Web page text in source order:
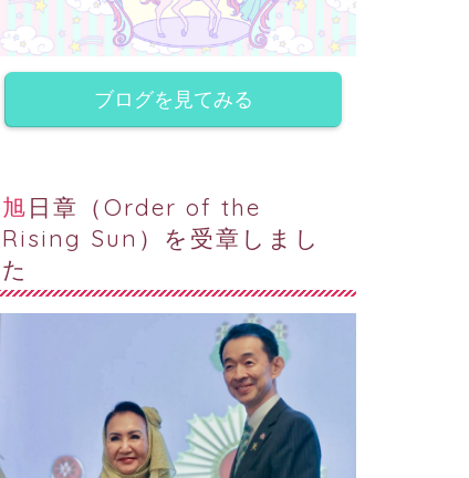
ブログを見てみる
旭日章（Order of the
Rising Sun）を受章しまし
た